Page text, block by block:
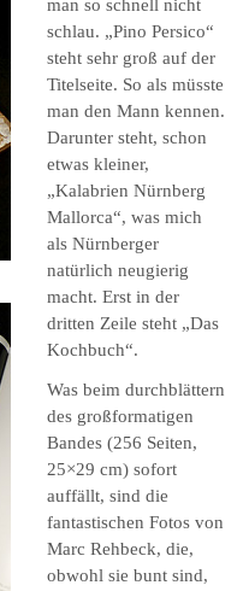
man so schnell nicht
schlau. „Pino Persico“
steht sehr groß auf der
Titelseite. So als müsste
man den Mann kennen.
Darunter steht, schon
etwas kleiner,
„Kalabrien Nürnberg
Mallorca“, was mich
als Nürnberger
natürlich neugierig
macht. Erst in der
dritten Zeile steht „Das
Kochbuch“.
Was beim durchblättern
des großformatigen
Bandes (256 Seiten,
25×29 cm) sofort
auffällt, sind die
fantastischen Fotos von
Marc Rehbeck, die,
obwohl sie bunt sind,